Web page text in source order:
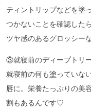
ティントリップなどを塗
つかないことを確認した
ツヤ感のあるグロッシー
③就寝前のディープトリ
就寝前の何も塗っていな
唇に。栄養たっぷりの美
割もあるんです♡